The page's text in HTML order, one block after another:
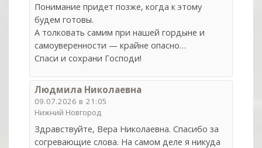
Понимание придет позже, когда к этому
будем готовы.
А толковать самим при нашей гордыне и
самоуверенности — крайне опасно…
Спаси и сохрани Господи!
Людмила Николаевна
09.07.2026 в 21:05
Нижний Новгород
Здравствуйте, Вера Николаевна. Спасибо за
согревающие слова. На самом деле я никуда